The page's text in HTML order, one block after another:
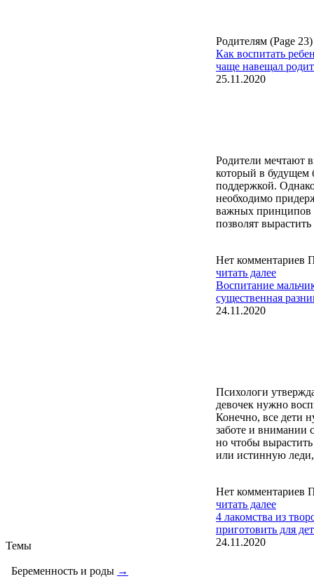
Темы
Беременность и роды →
Родителям (Page 23)
Как воспитать
чаще навещал
25.11.2020
Родители мечтают
который в будущем
поддержкой.
необходимо
важных принципов
позволят
Нет комментариев
читать далее
Воспитание
существенная
24.11.2020
Психологи
девочек нужно
Конечно, все дети
заботе и внимании
но чтобы
или истинную
Нет комментариев
читать далее
4 лакомства из
приготовить для
24.11.2020